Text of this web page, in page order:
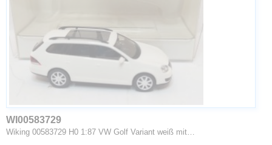
WI00583729
Wiking 00583729 H0 1:87 VW Golf Variant weiß mit…